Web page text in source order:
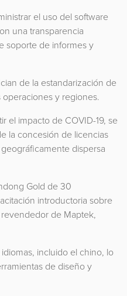
el uso del software
una transparencia
soporte de informes y
de la estandarización de
y regiones.
el impacto de COVID-19, se
la concesión de licencias
dispersa
Gold de 30
introductoria sobre
de Maptek,
incluido el chino, lo
de diseño y